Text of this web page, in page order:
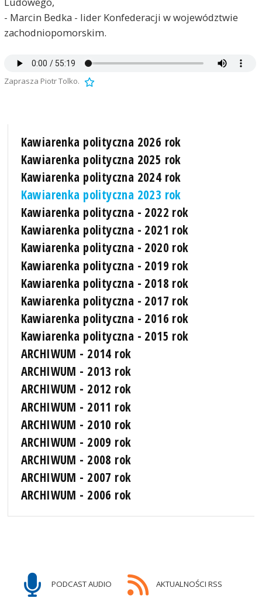
- Marcin Bedka - lider Konfederacji w województwie
zachodniopomorskim.
Zaprasza Piotr Tolko.
Kawiarenka polityczna 2026 rok
Kawiarenka polityczna 2025 rok
Kawiarenka polityczna 2024 rok
Kawiarenka polityczna 2023 rok
Kawiarenka polityczna - 2022 rok
Kawiarenka polityczna - 2021 rok
Kawiarenka polityczna - 2020 rok
Kawiarenka polityczna - 2019 rok
Kawiarenka polityczna - 2018 rok
Kawiarenka polityczna - 2017 rok
Kawiarenka polityczna - 2016 rok
Kawiarenka polityczna - 2015 rok
ARCHIWUM - 2014 rok
ARCHIWUM - 2013 rok
ARCHIWUM - 2012 rok
ARCHIWUM - 2011 rok
ARCHIWUM - 2010 rok
ARCHIWUM - 2009 rok
ARCHIWUM - 2008 rok
ARCHIWUM - 2007 rok
ARCHIWUM - 2006 rok
PODCAST AUDIO AKTUALNOŚCI RSS